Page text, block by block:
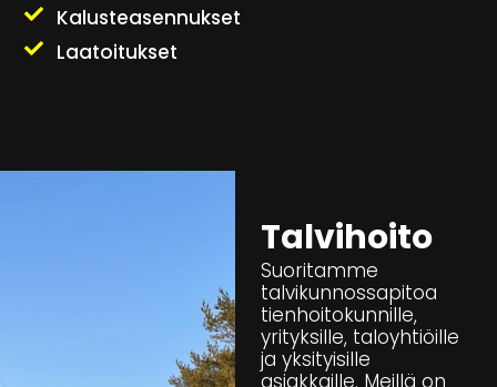
Kalusteasennukset
Laatoitukset
Talvihoito
Suoritamme
talvikunnossapitoa
tienhoitokunnille,
yrityksille, taloyhtiöille
ja yksityisille
asiakkaille. Meillä on